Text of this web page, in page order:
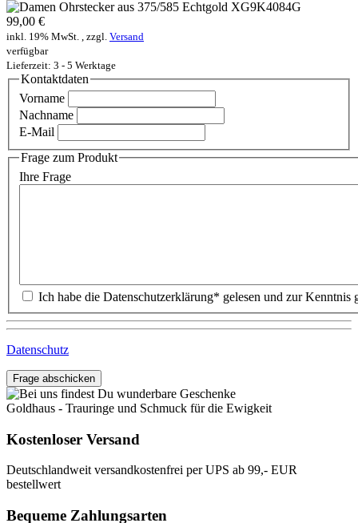
99,00 €
inkl. 19% MwSt. , zzgl. Versand
verfügbar
Lieferzeit: 3 - 5 Werktage
Kontaktdaten
Vorname
Nachname
E-Mail
Frage zum Produkt
Ihre Frage
Datenschutz
Frage abschicken
Goldhaus - Trauringe und Schmuck für die Ewigkeit
Kostenloser Versand
Deutschlandweit versandkostenfrei per UPS ab 99,- EUR
bestellwert
Bequeme Zahlungsarten